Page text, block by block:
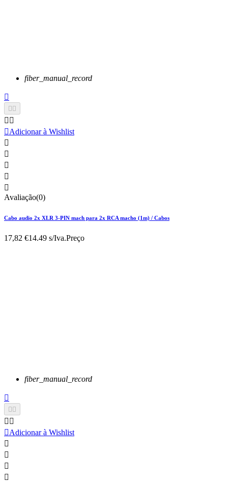
fiber_manual_record

 
 
Adicionar à Wishlist





Avaliação(0)
Cabo audio 2x XLR 3-PIN mach para 2x RCA macho (1m) / Cabos
17,82 €14.49 s/Iva.Preço
fiber_manual_record

 
 
Adicionar à Wishlist



